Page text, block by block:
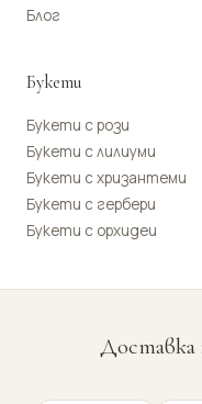
Блог
Букети
Букети с рози
Букети с лилиуми
Букети с хризантеми
Букети с гербери
Букети с орхидеи
Доставка